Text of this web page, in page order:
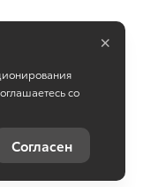
со
Согласен
×